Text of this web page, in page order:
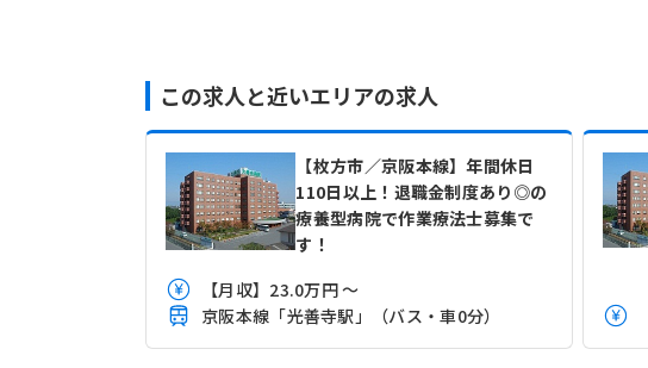
この求人と近いエリアの求人
【枚方市／京阪本線】年間休日
110日以上！退職金制度あり◎の
療養型病院で作業療法士募集で
す！
【月収】23.0万円 ～
京阪本線「光善寺駅」（バス・車0分）